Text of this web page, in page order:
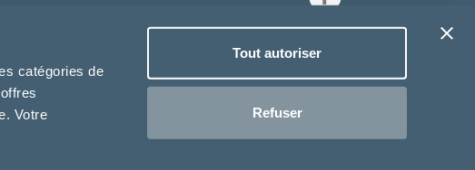
catégories de
Votre
Tout autoriser
Refuser
Jouets chien
Produits vétérinaire chien
Jouets chat